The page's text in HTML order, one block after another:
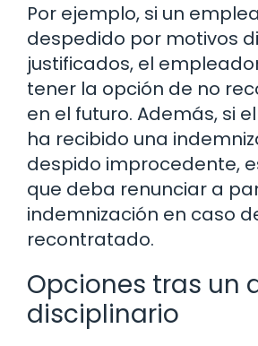
Por ejemplo, si un
despedido por motivos
justificados, el
tener la opción de no
en el futuro. Además, si
ha recibido una
despido improcedente,
que deba renunciar a
indemnización en caso
recontratado.
Opciones tras un
disciplinario